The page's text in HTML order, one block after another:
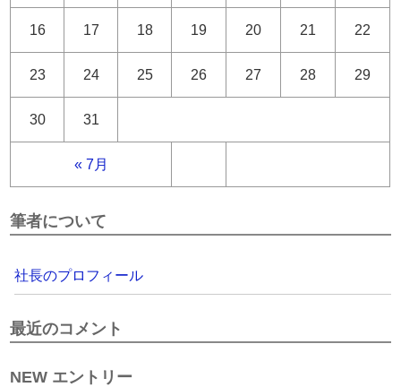
« 7月
16 17 18 19 20 21 22
23 24 25 26 27 28 29
30 31
筆者について
社長のプロフィール
最近のコメント
NEW エントリー